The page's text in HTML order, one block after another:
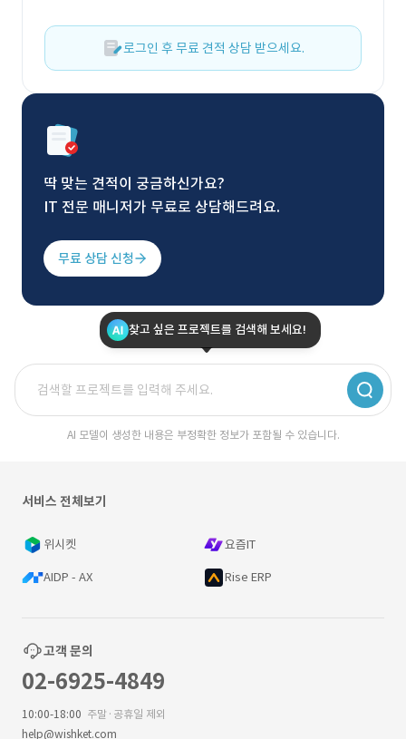
로그인 후 무료 견적 상담 받으세요.
딱 맞는 견적이 궁금하신가요?
IT 전문 매니저가 무료로 상담해드려요.
무료 상담 신청
찾고 싶은 프로젝트를 검색해 보세요!
AI 모델이 생성한 내용은 부정확한 정보가 포함될 수 있습니다.
서비스 전체보기
위시켓 요즘IT
AIDP - AX Rise ERP
고객 문의
02-6925-4849
10:00-18:00 주말·공휴일 제외
help@wishket.com